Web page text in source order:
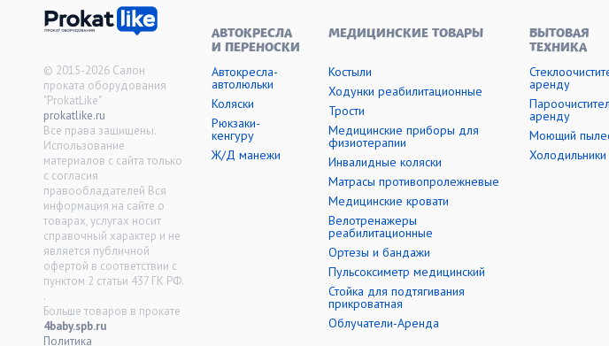
© 2015-2026 Салон
проката оборудования
"ProkatLike"
prokatlike.ru
Все права защищены.
Использование
материалов с сайта только
с согласия
правообладателей Вся
информация на сайте о
товарах, услугах носит
справочный характер и не
является публичной
офертой в соответствии с
пунктом 2 статьи 437 ГК РФ.
.
Больше товаров в прокате
4baby.spb.ru
Политика
АВТОКРЕСЛА
И ПЕРЕНОСКИ
МЕДИЦИНСКИЕ ТОВАРЫ
БЫТОВАЯ
ТЕХНИКА
Автокресла-
автолюльки
Коляски
Рюкзаки-
кенгуру
Ж/Д манежи
Костыли
Ходунки реабилитационные
Трости
Медицинские приборы для
физиотерапии
Инвалидные коляски
Матрасы противопролежневые
Медицинские кровати
Велотренажеры
реабилитационные
Ортезы и бандажи
Пульсоксиметр медицинский
Стойка для подтягивания
прикроватная
Облучатели-Аренда
аренду
аренду
Моющий
Холодильники